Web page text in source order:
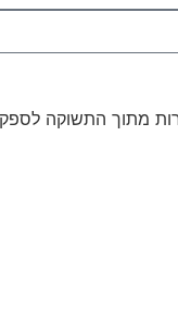
ללא פשרות מתוך